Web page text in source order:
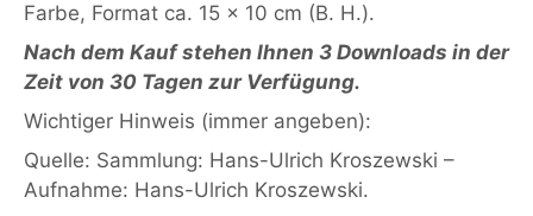
Farbe, Format ca. 15 x 10 cm (B. H.).
Nach dem Kauf stehen Ihnen 3 Downloads in der
Zeit von 30 Tagen zur Verfügung.
Wichtiger Hinweis (immer angeben):
Quelle: Sammlung: Hans-Ulrich Kroszewski –
Aufnahme: Hans-Ulrich Kroszewski.